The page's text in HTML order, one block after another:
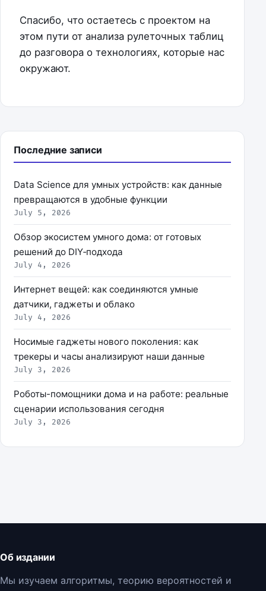
Спасибо, что остаетесь с проектом на
этом пути от анализа рулеточных таблиц
до разговора о технологиях, которые нас
окружают.
Последние записи
Data Science для умных устройств: как данные
превращаются в удобные функции
July 5, 2026
Обзор экосистем умного дома: от готовых
решений до DIY‑подхода
July 4, 2026
Интернет вещей: как соединяются умные
датчики, гаджеты и облако
July 4, 2026
Носимые гаджеты нового поколения: как
трекеры и часы анализируют наши данные
July 3, 2026
Роботы-помощники дома и на работе: реальные
сценарии использования сегодня
July 3, 2026
Об издании
Мы изучаем алгоритмы, теорию вероятностей и